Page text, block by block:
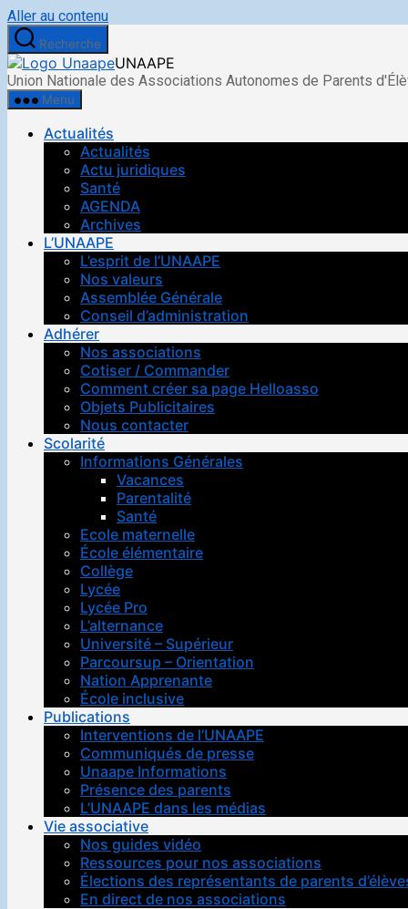
Aller au contenu
Recherche
UNAAPE
Union Nationale des Associations Autonomes de Parents
Menu
Actualités
Actualités
Actu juridiques
Santé
AGENDA
Archives
L’UNAAPE
L’esprit de l’UNAAPE
Nos valeurs
Assemblée Générale
Conseil d’administration
Adhérer
Nos associations
Cotiser / Commander
Comment créer sa page Helloasso
Objets Publicitaires
Nous contacter
Scolarité
Informations Générales
Vacances
Parentalité
Santé
Ecole maternelle
École élémentaire
Collège
Lycée
Lycée Pro
L’alternance
Université – Supérieur
Parcoursup – Orientation
Nation Apprenante
École inclusive
Publications
Interventions de l’UNAAPE
Communiqués de presse
Unaape Informations
Présence des parents
L’UNAAPE dans les médias
Vie associative
Nos guides vidéo
Ressources pour nos associations
Élections des représentants de parents
En direct de nos associations